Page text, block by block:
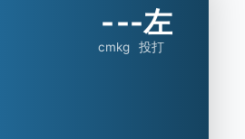
-
cm
-
kg
-左
投打